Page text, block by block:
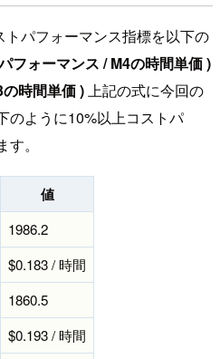
パフォーマンス指標を以下の
フォーマンス / M4の時間単価 )
時間単価 )上記の式に今回の
のように10%以上コストパ
。
値
1986.2
$0.183 / 時間
1860.5
$0.193 / 時間